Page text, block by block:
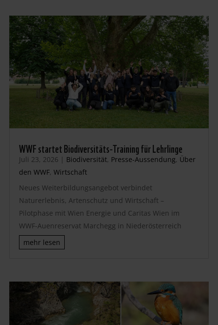
WWF startet Biodiversitäts-Training für Lehrlinge
Juli 23, 2026 | Biodiversität, Presse-Aussendung, Über
den WWF, Wirtschaft
Neues Weiterbildungsangebot verbindet
Naturerlebnis, Artenschutz und Wirtschaft –
Pilotphase mit Wien Energie und Caritas Wien im
WWF-Auenreservat Marchegg in Niederösterreich
mehr lesen